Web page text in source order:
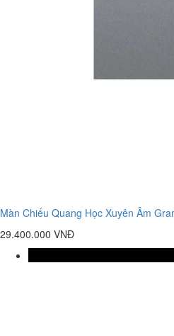
Màn Chiếu Quang Học Xuyên Âm
29.400.000 VNĐ